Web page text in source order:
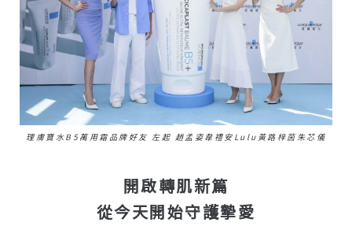
理膚寶水B5萬用霜品牌好友 左起 趙孟姿韋禮安Lulu黃路梓茵朱芯儀
開啟轉肌新篇
從今天開始守護摯愛